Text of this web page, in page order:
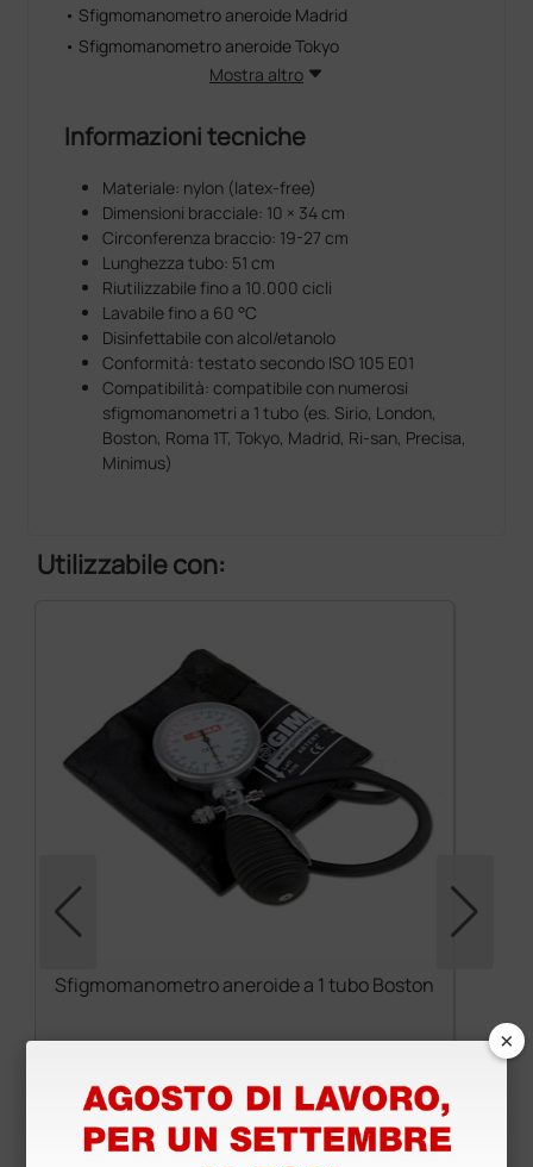
• Sfigmomanometro aneroide Madrid
• Sfigmomanometro aneroide Tokyo
Mostra altro
Informazioni tecniche
Materiale: nylon (latex‑free)
Dimensioni bracciale: 10 × 34 cm
Circonferenza braccio: 19-27 cm
Lunghezza tubo: 51 cm
Riutilizzabile fino a 10.000 cicli
Lavabile fino a 60 °C
Disinfettabile con alcol/etanolo
Conformità: testato secondo ISO 105 E01
Compatibilità: compatibile con numerosi
sfigmomanometri a 1 tubo (es. Sirio, London,
Boston, Roma 1T, Tokyo, Madrid, Ri‑san, Precisa,
Minimus)
Utilizzabile con:
Sfigmomanometro aneroide a 1 tubo Boston
(Prezzo i.e.)
1 pz.
×